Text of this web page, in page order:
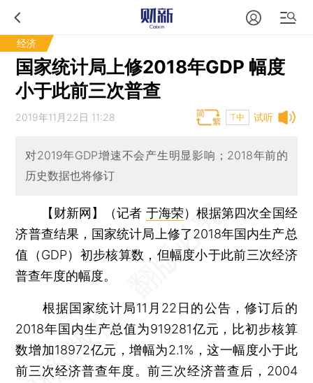
经济
国家统计局上修2018年GDP 幅度
小于此前三次普查
试听
2019年11月22日 11:28 T中
对2019年GDP增速不会产生明显影响；2018年前的
历史数据也将修订
【财新网】（记者 于海荣） 根据第四次全国经
济普查结果，国家统计局上修了2018年国内生产总
值（GDP）初步核算数，但幅度小于此前三次经济
普查年度的幅度。
根据国家统计局11月22日的公告，修订后的
2018年国内生产总值为919281亿元，比初步核算
数增加18972亿元，增幅为2.1%，这一幅度小于此
前三次经济普查年度。前三次经济普查后，2004